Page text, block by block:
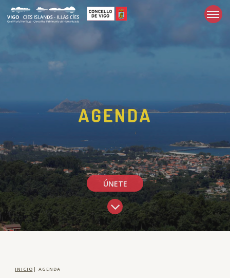
AGENDA
ÚNETE
INICIO | AGENDA